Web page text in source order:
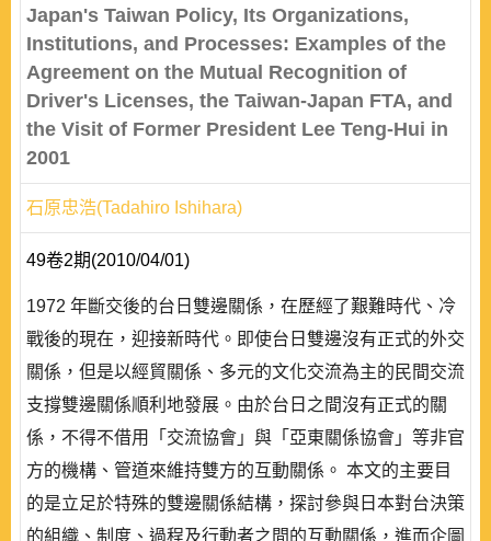
Japan's Taiwan Policy, Its Organizations,
Institutions, and Processes: Examples of the
Agreement on the Mutual Recognition of
Driver's Licenses, the Taiwan-Japan FTA, and
the Visit of Former President Lee Teng-Hui in
2001
石原忠浩(Tadahiro Ishihara)
49卷2期(2010/04/01)
1972 年斷交後的台日雙邊關係，在歷經了艱難時代、冷
戰後的現在，迎接新時代。即使台日雙邊沒有正式的外交
關係，但是以經貿關係、多元的文化交流為主的民間交流
支撐雙邊關係順利地發展。由於台日之間沒有正式的關
係，不得不借用「交流協會」與「亞東關係協會」等非官
方的機構、管道來維持雙方的互動關係。 本文的主要目
的是立足於特殊的雙邊關係結構，探討參與日本對台決策
的組織、制度、過程及行動者之間的互動關係，進而企圖